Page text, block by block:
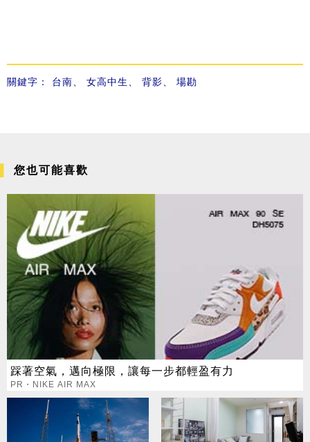
關鍵字： 台南 女高中生 背影 場勘
您也可能喜歡
踩著空氣，邁向極限，讓每一步都輕盈有力
PR・NIKE AIR MAX